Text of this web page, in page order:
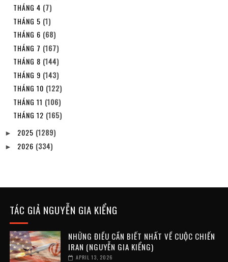
THÁNG 4 (7)
THÁNG 5 (1)
THÁNG 6 (68)
THÁNG 7 (167)
THÁNG 8 (144)
THÁNG 9 (143)
THÁNG 10 (122)
THÁNG 11 (106)
THÁNG 12 (165)
► 2025 (1289)
► 2026 (334)
TÁC GIẢ NGUYỄN GIA KIỂNG
NHỮNG ĐIỀU CẦN BIẾT NHẤT VỀ CUỘC CHIẾN
IRAN (NGUYỄN GIA KIỂNG)
APRIL 13, 2026